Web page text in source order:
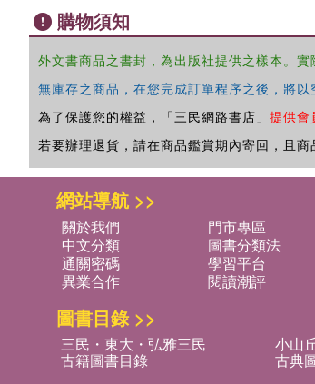
購物須知
外文書商品之書封，為出版社提供之樣本。
無庫存之商品，在您完成訂單程序之後，將
為了保護您的權益，「三民網路書店」 提供會
若要辦理退貨，請在商品鑑賞期內寄回，且
網站導航 >>
關於我們 門市專區
中文分類
圖書分類法
通關密碼
學習平台
異業合作
閱讀潮評
圖書目錄 >>
三民・東大・弘雅三民 小山
古籍圖書目錄 古典